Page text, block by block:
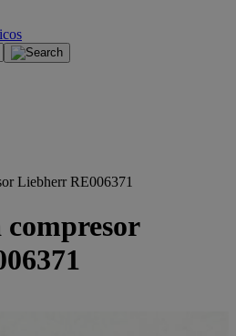
Liebherr RE006371